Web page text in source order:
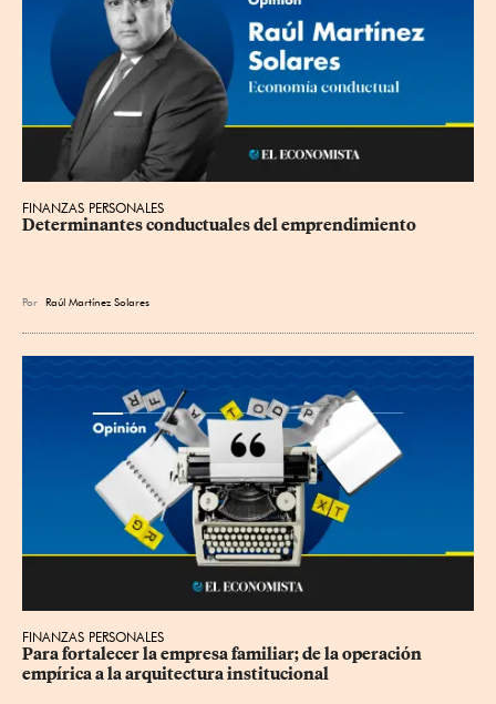
FINANZAS PERSONALES
Determinantes conductuales del emprendimiento
Por Raúl Martínez Solares
FINANZAS PERSONALES
Para fortalecer la empresa familiar; de la operación
empírica a la arquitectura institucional